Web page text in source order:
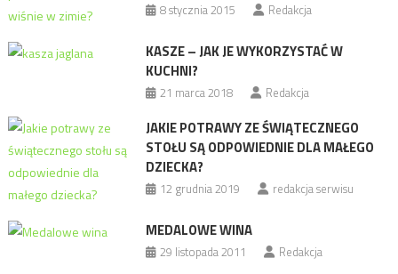
8 stycznia 2015 Redakcja
KASZE – JAK JE WYKORZYSTAĆ W
KUCHNI?
21 marca 2018 Redakcja
JAKIE POTRAWY ZE ŚWIĄTECZNEGO
STOŁU SĄ ODPOWIEDNIE DLA MAŁEGO
DZIECKA?
12 grudnia 2019 redakcja serwisu
MEDALOWE WINA
29 listopada 2011 Redakcja